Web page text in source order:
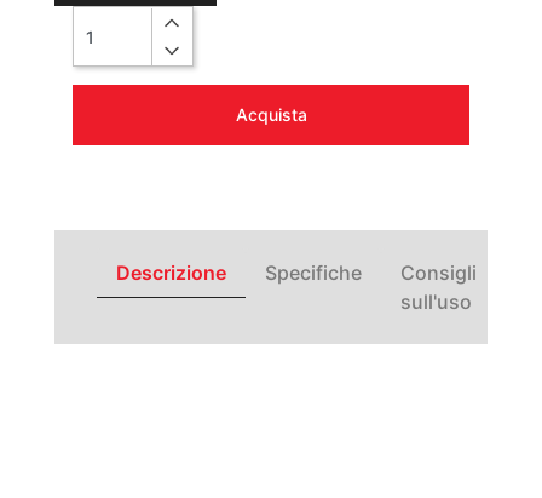
Acquista
Descrizione Specifiche
Consigli
sull'uso